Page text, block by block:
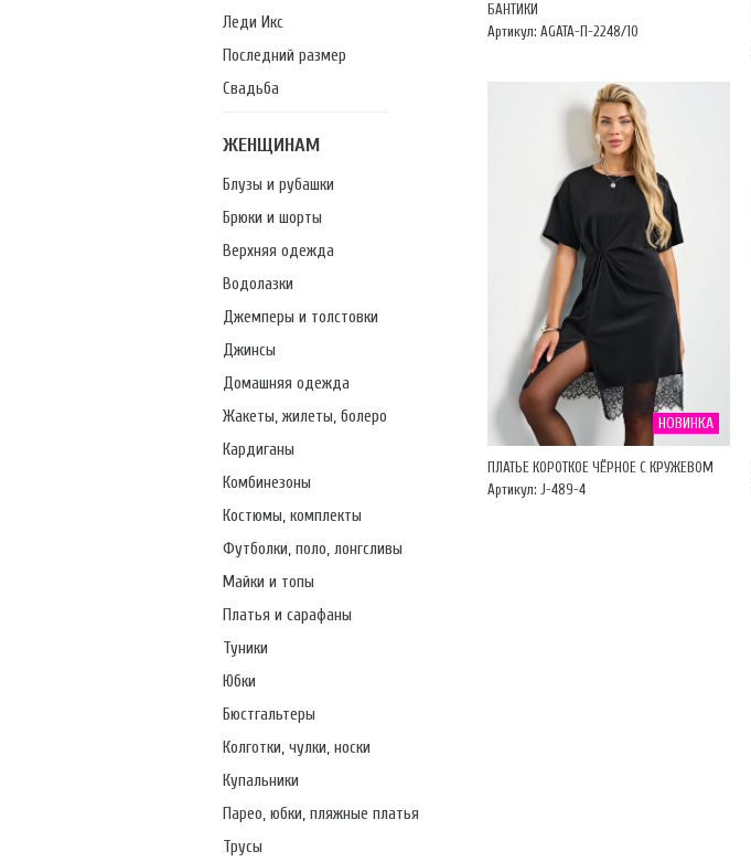
Леди Икс
Последний размер
Свадьба
ЖЕНЩИНАМ
Блузы и рубашки
Брюки и шорты
Верхняя одежда
Водолазки
Джемперы и толстовки
Джинсы
Домашняя одежда
Жакеты, жилеты, болеро
Кардиганы
Комбинезоны
Костюмы, комплекты
Футболки, поло, лонгсливы
Майки и топы
Платья и сарафаны
Туники
Юбки
Бюстгальтеры
Колготки, чулки, носки
Купальники
Парео, юбки, пляжные платья
Трусы
БАНТИКИ
Артикул: AGATA-П-2248/10
НОВИНКА
ПЛАТЬЕ КОРОТКОЕ ЧЁРНОЕ С КРУЖЕВОМ
Артикул: J-489-4